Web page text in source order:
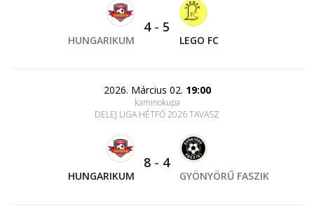
HUNGARIKUM
4- 5
LEGO FC
2026. Március 02. 19:00
kaminokupa
DELEJ LIGA HÉTFŐ 2026 TAVASZ
HUNGARIKUM
8 - 4
GYÖNYÖRŰ FASZIK